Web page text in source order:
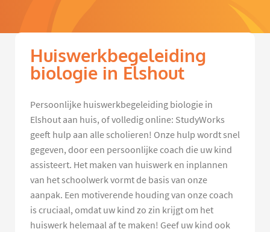
Huiswerkbegeleiding
biologie in Elshout
Persoonlijke huiswerkbegeleiding biologie in
Elshout aan huis, of volledig online: StudyWorks
geeft hulp aan alle scholieren! Onze hulp wordt snel
gegeven, door een persoonlijke coach die uw kind
assisteert. Het maken van huiswerk en inplannen
van het schoolwerk vormt de basis van onze
aanpak. Een motiverende houding van onze coach
is cruciaal, omdat uw kind zo zin krijgt om het
huiswerk helemaal af te maken! Geef uw kind ook